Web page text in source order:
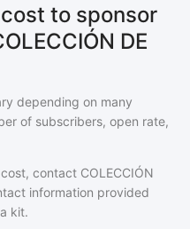
to sponsor
DE
depending on many
of subscribers, open rate,
contact COLECCIÓN
information provided
kit.